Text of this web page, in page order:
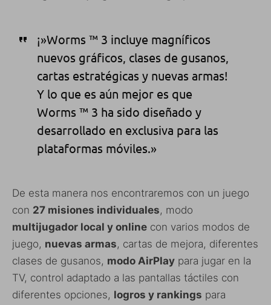
¡»Worms ™ 3 incluye magníficos
nuevos gráficos, clases de gusanos,
cartas estratégicas y nuevas armas!
Y lo que es aún mejor es que
Worms ™ 3 ha sido diseñado y
desarrollado en exclusiva para las
plataformas móviles.»
De esta manera nos encontraremos con un juego
con 27 misiones individuales, modo
multijugador local y online con varios modos de
juego, nuevas armas, cartas de mejora, diferentes
clases de gusanos, modo AirPlay para jugar en la
TV, control adaptado a las pantallas táctiles con
diferentes opciones, logros y rankings para